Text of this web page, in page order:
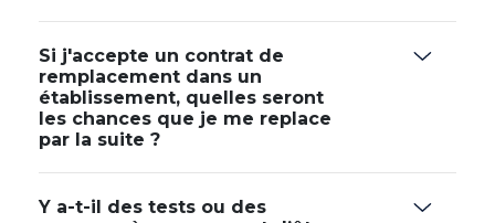
Si j'accepte un contrat de
remplacement dans un
établissement, quelles seront
les chances que je me replace
par la suite ?
Y a-t-il des tests ou des